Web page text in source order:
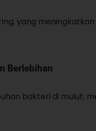
yang
Berlebihan
bakteri di mulut,